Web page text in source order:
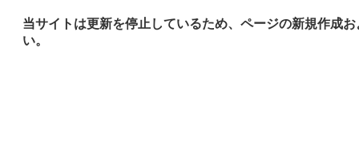
当サイトは更新を停止しているため、ページの新規作成
い。